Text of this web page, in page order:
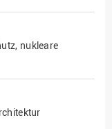
nukleare